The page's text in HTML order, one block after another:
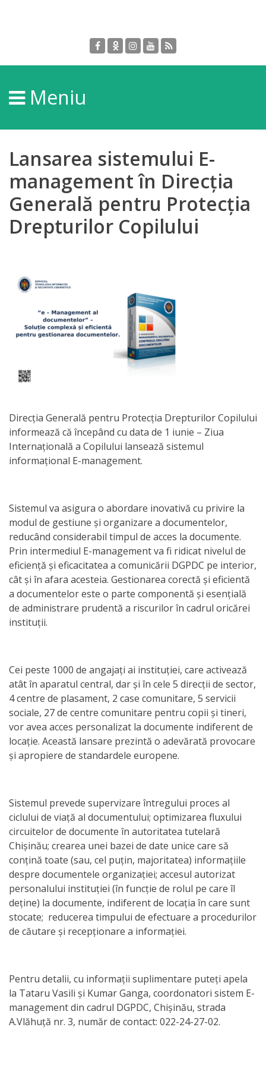
DGPDC
Informații
despre
Subdiviziuni/Servicii
Structura
Strategia
audienței
Managementul
instituției
Planuri
activitate
Parteneriate
Rapoarte
de
activitate
Transparență
Achiziții
Invitații
de
participare
Planuri
de
Anticorupție
Știri
și
Evenimente
Acte
și
Legislație
internațională
Meniu
Lansarea sistemului E-
management în Direcția
Generală pentru Protecția
Drepturilor Copilului
Direcția Generală pentru Protecția Drepturilor Copilului
informează că începând cu data de 1 iunie – Ziua
Internațională a Copilului lansează sistemul
informațional E-management.
Sistemul va asigura o abordare inovativă cu privire la
modul de gestiune și organizare a documentelor,
reducând considerabil timpul de acces la documente.
Prin intermediul E-management va fi ridicat nivelul de
eficiență și eficacitatea a comunicării DGPDC pe interior,
cât și în afara acesteia. Gestionarea corectă și eficientă
a documentelor este o parte componentă și esențială
de administrare prudentă a riscurilor în cadrul oricărei
instituții.
Cei peste 1000 de angajați ai instituției, care activează
atât în aparatul central, dar și în cele 5 direcții de sector,
4 centre de plasament, 2 case comunitare, 5 servicii
sociale, 27 de centre comunitare pentru copii și tineri,
vor avea acces personalizat la documente indiferent de
locație. Această lansare prezintă o adevărată provocare
și apropiere de standardele europene.
Sistemul prevede supervizare întregului proces al
ciclului de viață al documentului; optimizarea fluxului
circuitelor de documente în autoritatea tutelară
Chișinău; crearea unei bazei de date unice care să
conţină toate (sau, cel puţin, majoritatea) informațiile
despre documentele organizaţiei; accesul autorizat
personalului instituției (în funcţie de rolul pe care îl
deţine) la documente, indiferent de locația în care sunt
stocate; reducerea timpului de efectuare a procedurilor
de căutare şi recepţionare a informaţiei.
Pentru detalii, cu informații suplimentare puteți apela
la Tataru Vasili și Kumar Ganga, coordonatori sistem E-
management din cadrul DGPDC, Chișinău, strada
A.Vlăhuță nr. 3, număr de contact: 022-24-27-02.